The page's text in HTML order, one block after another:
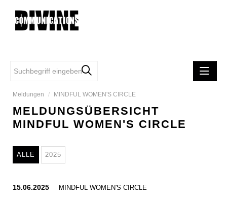
MELDUNGEN
DIVINE COMMUNCATIONS
TUMI
EASYSTAFF
Meldungen / MINDFUL WOMEN'S CIRCLE
MELDUNGSÜBERSICHT
MINDFUL WOMEN'S CIRCLE
ALLE 2025
15.06.2025 MINDFUL WOMEN'S CIRCLE